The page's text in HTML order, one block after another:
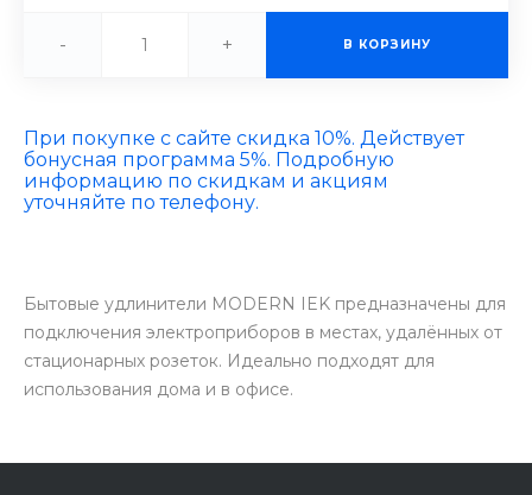
- + В КОРЗИНУ
При покупке с сайте скидка 10%. Действует
бонусная программа 5%. Подробную
информацию по скидкам и акциям
уточняйте по телефону.
Бытовые удлинители MODERN IEK предназначены для
подключения электроприборов в местах, удалённых от
стационарных розеток. Идеально подходят для
использования дома и в офисе.